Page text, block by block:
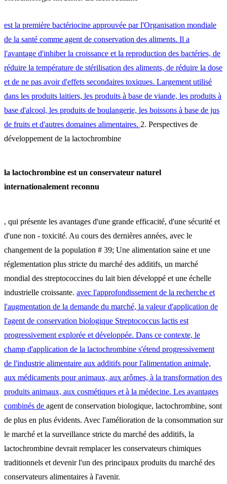
est la première bactériocine approuvée par l'Organisation mondiale
de la santé comme agent de conservation des aliments. Il a
l'avantage d'inhiber la croissance et la reproduction des bactéries, de
réduire la température de stérilisation des aliments, de réduire la dose
et de ne pas avoir d'effets secondaires toxiques. Largement utilisé
dans les produits laitiers, les produits à base de viande, les produits à
base d'alcool, les produits de boulangerie, les boissons à base de jus
de fruits et d'autres domaines alimentaires. 2. Perspectives de
développement de la lactochrombine
la lactochrombine est un conservateur naturel
internationalement reconnu
, qui présente les avantages d'une grande efficacité, d'une sécurité et
d'une non - toxicité. Au cours des dernières années, avec le
changement de la population # 39; Une alimentation saine et une
réglementation plus stricte du marché des additifs, un marché
mondial des streptococcines du lait bien développé et une échelle
industrielle croissante. avec l'approfondissement de la recherche et
l'augmentation de la demande du marché, la valeur d'application de
l'agent de conservation biologique Streptococcus lactis est
progressivement explorée et développée. Dans ce contexte, le
champ d'application de la lactochrombine s'étend progressivement
de l'industrie alimentaire aux additifs pour l'alimentation animale,
aux médicaments pour animaux, aux arômes, à la transformation des
produits animaux, aux cosmétiques et à la médecine. Les avantages
combinés de agent de conservation biologique, lactochrombine, sont
de plus en plus évidents. Avec l'amélioration de la consommation sur
le marché et la surveillance stricte du marché des additifs, la
lactochrombine devrait remplacer les conservateurs chimiques
traditionnels et devenir l'un des principaux produits du marché des
conservateurs alimentaires à l'avenir.